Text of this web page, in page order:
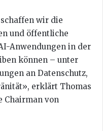
wir die
und öffentliche
Anwendungen in der
können – unter
an Datenschutz,
erklärt Thomas
Chairman von